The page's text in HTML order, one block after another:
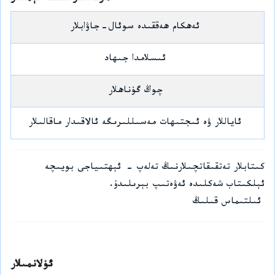
ئەھكام ھەققىدە سوئال-جاۋابلار
ئىسلامدا جىھاد
چوڭ گۇناھلار
ئاياللار ۋە ئىجتىھات مەسىللىرىگە ئالاقىدار ماقالىلار
كىتابلار تەتقىقاتچىلارنىڭ تەلەپ - ئېھتىياجى بويىچە
ئېلكىتاب شەكلىدە ئەۋەتىپ بېرىلىدۇ.
ئىلتىماس قىلىڭ
ئۇلانمىلار